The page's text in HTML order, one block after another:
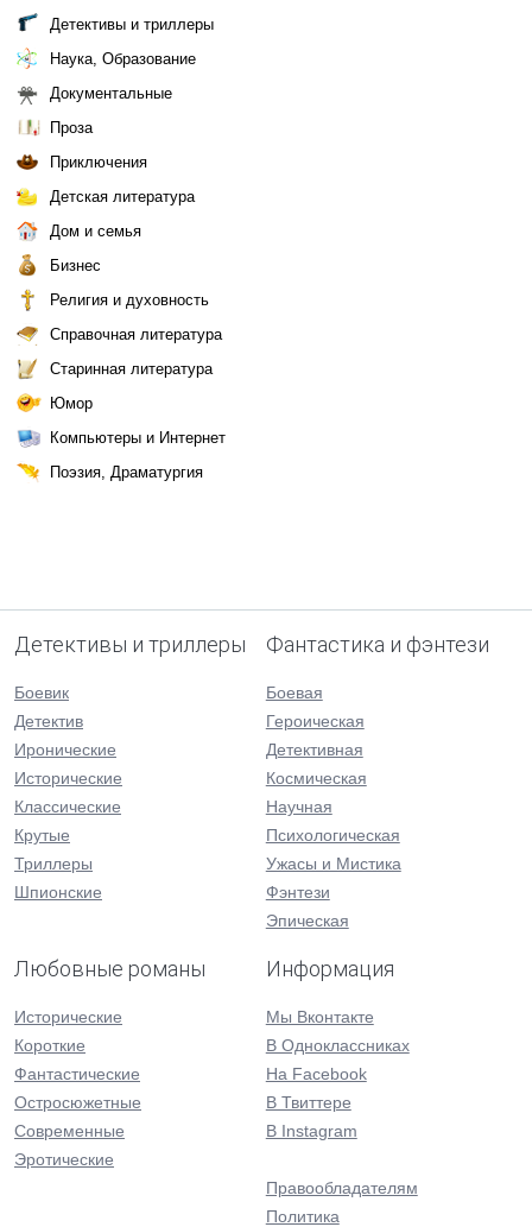
Детективы и триллеры
Наука, Образование
Документальные
Проза
Приключения
Детская литература
Дом и семья
Бизнес
Религия и духовность
Справочная литература
Старинная литература
Юмор
Компьютеры и Интернет
Поэзия, Драматургия
Детективы и триллеры
Боевик
Детектив
Иронические
Исторические
Классические
Крутые
Триллеры
Шпионские
Фантастика и фэнтези
Боевая
Героическая
Детективная
Космическая
Научная
Психологическая
Ужасы и Мистика
Фэнтези
Эпическая
Любовные романы
Исторические
Короткие
Фантастические
Остросюжетные
Современные
Эротические
Информация
Мы Вконтакте
В Одноклассниках
На Facebook
В Твиттере
В Instagram
Правообладателям
Политика